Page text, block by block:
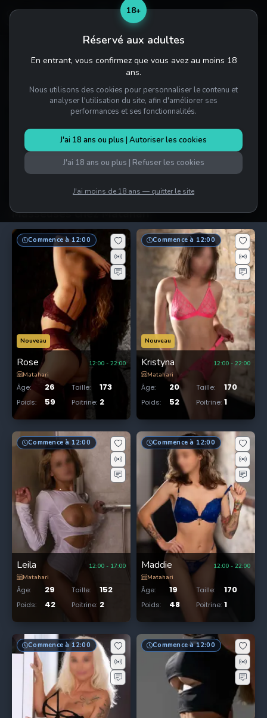
Matahari Prague | Plannings de
Massage en Direct et Avis
Découvrez Matahari à Prague. Consultez les plannings
quotidiens en direct du jour, parcourez les profils et les
photos, lisez les avis clients et contactez le salon
directement. Créez une alerte instantanée pour être
prévenu dès l'arrivée ou le retour de nouvelles filles.
Masseuses chez Matahari
Nouveau
Commence à 12:00
Rose 12:00 - 22:00
Matahari
Âge: 26 Taille: 173
Poids: 59 Poitrine: 2
Nouveau
Commence à 12:00
Kristyna 12:00 - 22:00
Matahari
Âge: 20 Taille: 170
Poids: 52 Poitrine: 1
Commence à 12:00
Leila 12:00 - 17:00
Matahari
Âge: 29 Taille: 152
Poids: 42 Poitrine: 2
Commence à 12:00
Maddie 12:00 - 22:00
Matahari
Âge: 19 Taille: 170
Poids: 48 Poitrine: 1
Commence à 12:00 Commence à 12:00
18+
Réservé aux adultes
En entrant, vous confirmez que vous avez au moins 18
ans.
Nous utilisons des cookies pour personnaliser le contenu et
analyser l'utilisation du site, afin d'améliorer ses
performances et ses fonctionnalités.
J'ai 18 ans ou plus | Autoriser les cookies
J'ai 18 ans ou plus | Refuser les cookies
J'ai moins de 18 ans — quitter le site